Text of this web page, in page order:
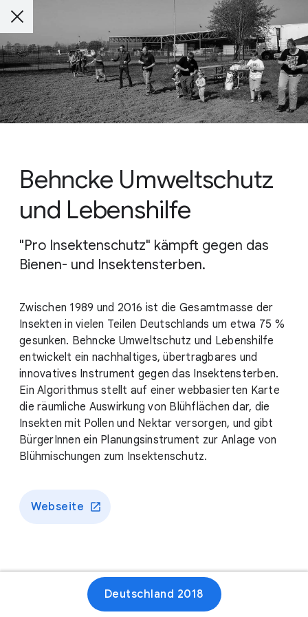
Behncke Umweltschutz
und Lebenshilfe
"Pro Insektenschutz" kämpft gegen das
Bienen- und Insektensterben.
Zwischen 1989 und 2016 ist die Gesamtmasse der
Insekten in vielen Teilen Deutschlands um etwa 75 %
gesunken. Behncke Umweltschutz und Lebenshilfe
entwickelt ein nachhaltiges, übertragbares und
innovatives Instrument gegen das Insektensterben.
Ein Algorithmus stellt auf einer webbasierten Karte
die räumliche Auswirkung von Blühflächen dar, die
Insekten mit Pollen und Nektar versorgen, und gibt
BürgerInnen ein Planungsinstrument zur Anlage von
Blühmischungen zum Insektenschutz.
Webseite
Deutschland 2018